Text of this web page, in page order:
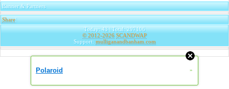
Banner & Partners
Share|
Today: 43 | Total: 297106
© 2012-2026 SCANDWAP
Support: mulliganandbanham.com
Polaroid »